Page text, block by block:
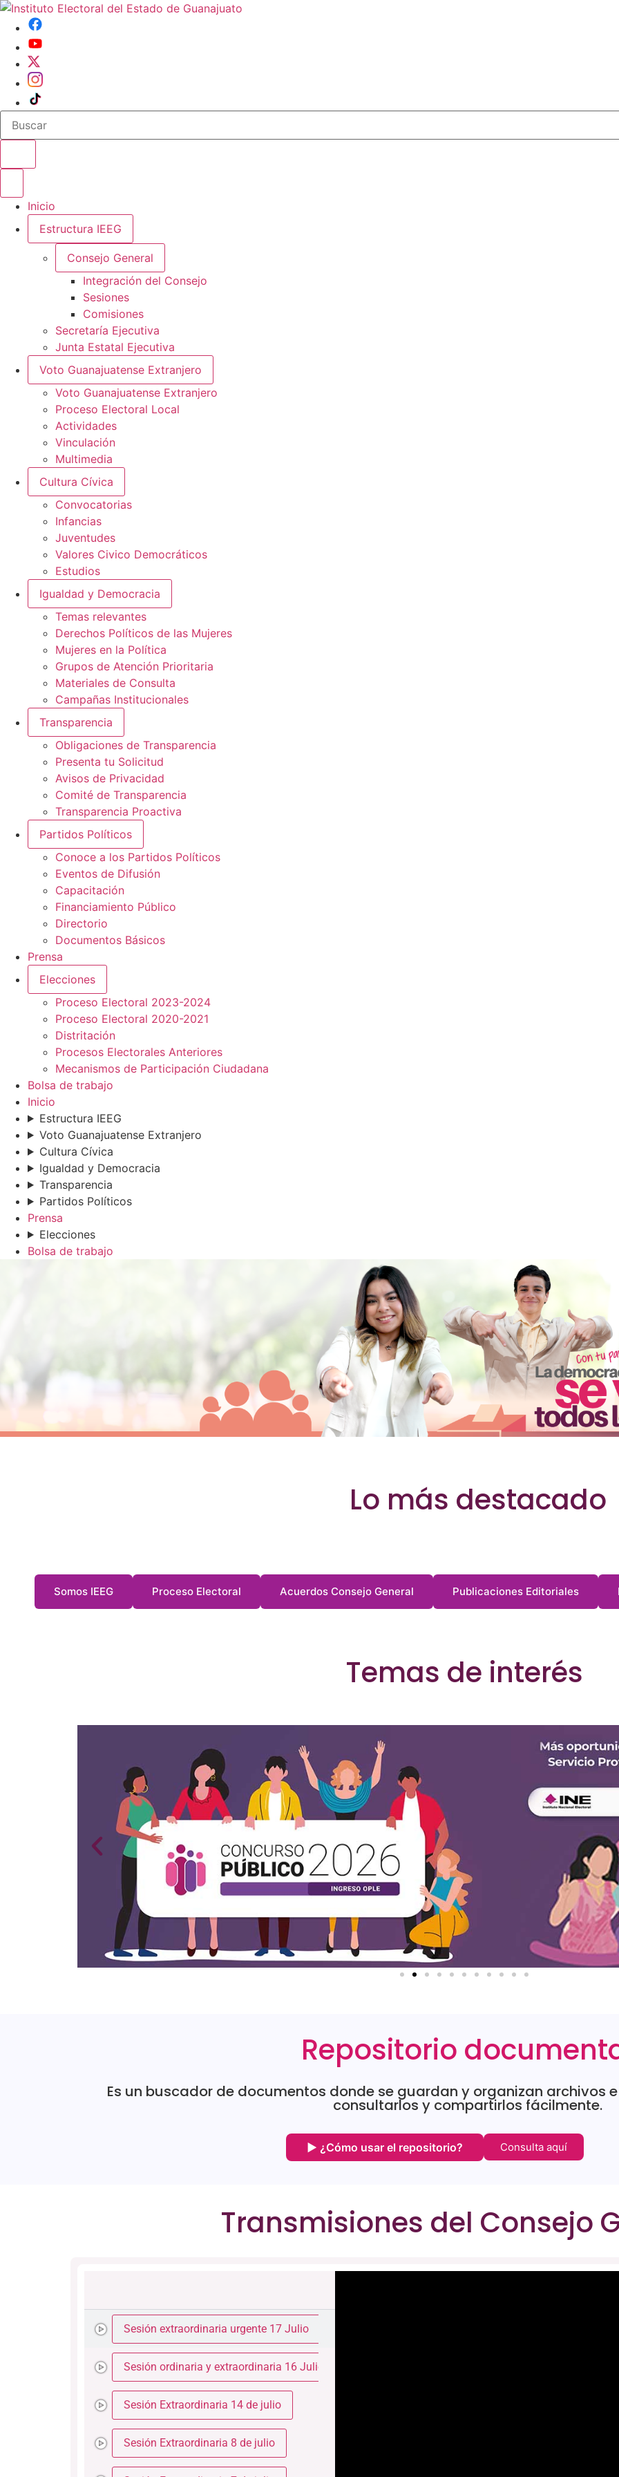
Buscar en el sitio
Inicio
Estructura IEEG
Consejo General
Integración del Consejo
Sesiones
Comisiones
Secretaría Ejecutiva
Junta Estatal Ejecutiva
Voto Guanajuatense Extranjero
Voto Guanajuatense Extranjero
Proceso Electoral Local
Actividades
Vinculación
Multimedia
Cultura Cívica
Convocatorias
Infancias
Juventudes
Valores Civico Democráticos
Estudios
Igualdad y Democracia
Temas relevantes
Derechos Políticos de las Mujeres
Mujeres en la Política
Grupos de Atención Prioritaria
Materiales de Consulta
Campañas Institucionales
Transparencia
Obligaciones de Transparencia
Presenta tu Solicitud
Avisos de Privacidad
Comité de Transparencia
Transparencia Proactiva
Partidos Políticos
Conoce a los Partidos Políticos
Eventos de Difusión
Capacitación
Financiamiento Público
Directorio
Documentos Básicos
Prensa
Elecciones
Proceso Electoral 2023-2024
Proceso Electoral 2020-2021
Distritación
Procesos Electorales Anteriores
Mecanismos de Participación Ciudadana
Bolsa de trabajo
Inicio
Estructura IEEG
Voto Guanajuatense Extranjero
Cultura Cívica
Igualdad y Democracia
Transparencia
Partidos Políticos
Prensa
Elecciones
Bolsa de trabajo
IEEG - Instituto Electoral del Estado de
Lo más destacado
Somos IEEG Proceso Electoral Acuerdos Consejo General Publicaciones Editoriales
Temas de interés
Repositorio
Es un buscador de documentos donde se guardan y organizan archivos
consultarlos y compartirlos fácilmente.
▶ ¿Cómo usar el repositorio? Consulta aquí
Transmisiones del Consejo
Sesión extraordinaria urgente 17 Julio
Sesión ordinaria y extraordinaria 16 Julio
Sesión Extraordinaria 14 de julio
Sesión Extraordinaria 8 de julio